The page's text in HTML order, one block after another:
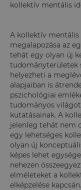
kollektív mentális
A kollektív mentális
megalapozása az
tehát egy olyan új
tudományterületek
helyezheti a
alapjaiban is
pszichológiai
tudományos
kutatásainak. A
jelenleg tehát nem
egy lehetséges
olyan új
képes lehet
nehezen
elméleteket a
elképzelése kapcsán.